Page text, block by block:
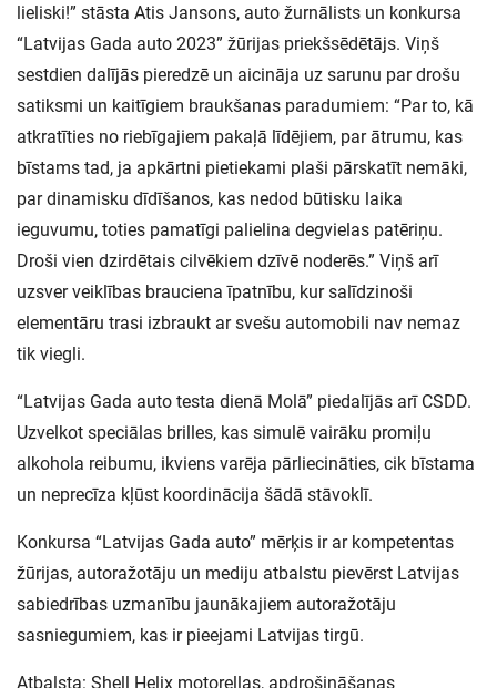
lieliski!” stāsta Atis Jansons, auto žurnālists un konkursa
“Latvijas Gada auto 2023” žūrijas priekšsēdētājs. Viņš
sestdien dalījās pieredzē un aicināja uz sarunu par drošu
satiksmi un kaitīgiem braukšanas paradumiem: “Par to, kā
atkratīties no riebīgajiem pakaļā līdējiem, par ātrumu, kas
bīstams tad, ja apkārtni pietiekami plaši pārskatīt nemāki,
par dinamisku dīdīšanos, kas nedod būtisku laika
ieguvumu, toties pamatīgi palielina degvielas patēriņu.
Droši vien dzirdētais cilvēkiem dzīvē noderēs.” Viņš arī
uzsver veiklības brauciena īpatnību, kur salīdzinoši
elementāru trasi izbraukt ar svešu automobili nav nemaz
tik viegli.
“Latvijas Gada auto testa dienā Molā” piedalījās arī CSDD.
Uzvelkot speciālas brilles, kas simulē vairāku promiļu
alkohola reibumu, ikviens varēja pārliecināties, cik bīstama
un neprecīza kļūst koordinācija šādā stāvoklī.
Konkursa “Latvijas Gada auto” mērķis ir ar kompetentas
žūrijas, autoražotāju un mediju atbalstu pievērst Latvijas
sabiedrības uzmanību jaunākajiem autoražotāju
sasniegumiem, kas ir pieejami Latvijas tirgū.
Atbalsta: Shell Helix motoreļļas, apdrošināšanas